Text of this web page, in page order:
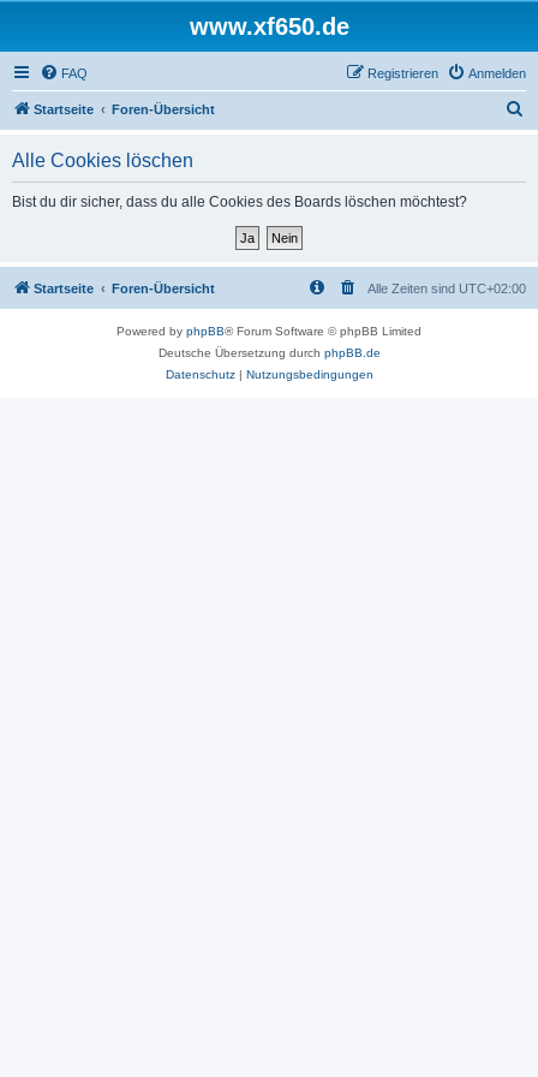
www.xf650.de
FAQ Anmelden
Registrieren
Startseite Foren-Übersicht
Alle Cookies löschen
Bist du dir sicher, dass du alle Cookies des Boards löschen möchtest?
Startseite Foren-Übersicht Alle Zeiten sind UTC+02:00
Powered by phpBB® Forum Software © phpBB Limited
Deutsche Übersetzung durch phpBB.de
Datenschutz| Nutzungsbedingungen